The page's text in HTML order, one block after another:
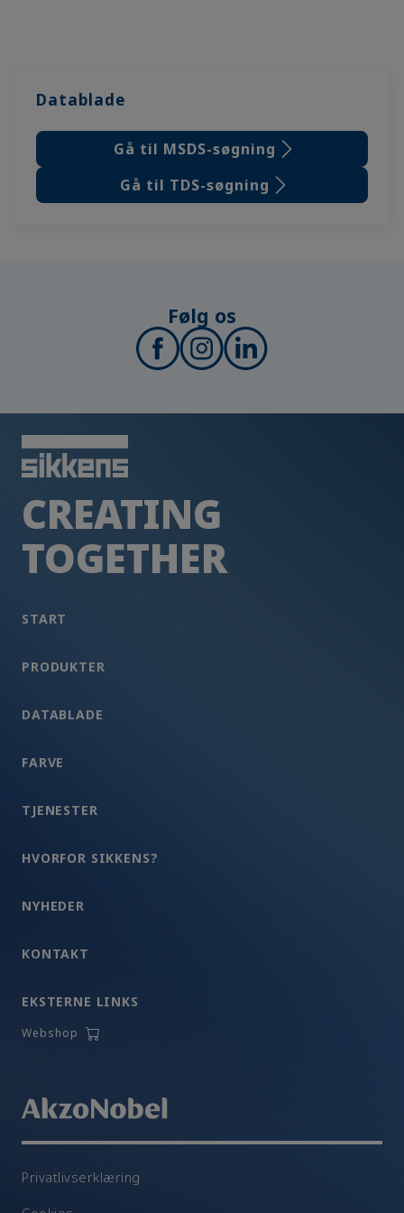
Datablade
Gå til MSDS-søgning
Gå til TDS-søgning
Følg os
CREATING
TOGETHER
START
PRODUKTER
DATABLADE
FARVE
TJENESTER
HVORFOR SIKKENS?
NYHEDER
KONTAKT
EKSTERNE LINKS
Webshop
Privatlivserklæring